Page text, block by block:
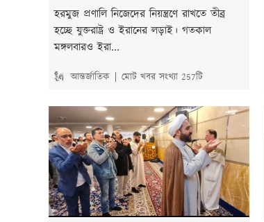
হরমুজ প্রণালি নিজেদের নিয়ন্ত্রণে রাখতে তীব্র
হচ্ছে যুক্তরাষ্ট্র ও ইরানের লড়াই। গতকাল
মঙ্গলবারও ইরা...
🗽 আন্তর্জাতিক মোট খবর সংখ্যা 257টি